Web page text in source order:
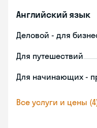
Английский язык
Деловой - для
Для путешествий
Для начинающих -
Все услуги и цены